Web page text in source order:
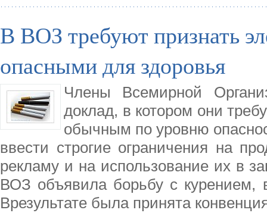
В ВОЗ требуют признать
опасными для здоровья
Члены Всемирной
доклад, в котором они
обычным по уровню
ввести строгие ограничения на
рекламу и на использование их в
ВОЗ объявила борьбу с курением,
Врезультате была принята